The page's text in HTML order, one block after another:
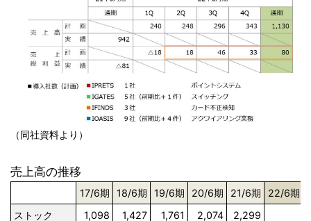
（同社資料より）
売上高の推移
17/6期 18/6期 19/6期 20/6期 21/6期
22/6期（
ストック
1,098 1,427 1,761 2,074 2,299